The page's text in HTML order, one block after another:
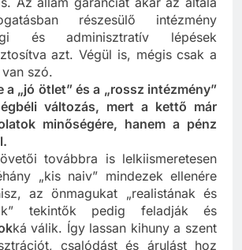
Az állam garanciát akar az általa
részesülő intézmény
és adminisztratív lépések
azt. Végül is, mégis csak a
szó.
a „jó ötlet” és a „rossz intézmény”
változás, mert a kettő már
minőségére, hanem a pénz
továbbra is lelkiismeretesen
„kis naiv” mindezek ellenére
az önmagukat „realistának és
tekintők pedig feladják és
ká válik. Így lassan kihuny a szent